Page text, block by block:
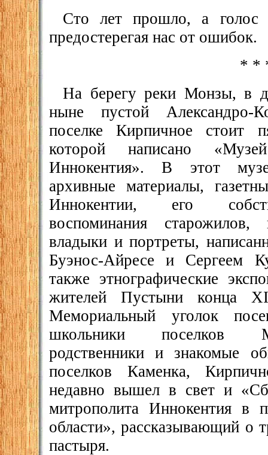
Сто лет прошло, а голос
предостерегая нас от ошибок.
* *
На берегу реки Монзы, в
ныне пустой Александро-
поселке Кирпичное стоит
которой написано
Иннокентия». В этот
архивные материалы,
Иннокентии, его
воспоминания
владыки и портреты,
Буэнос-Айресе и Сергеем
также этнографические
жителей Пустыни конца
Мемориальный уголок
школьники поселков
родственники и знакомые
поселков Каменка,
недавно вышел в свет и
митрополита Иннокентия в
области», рассказывающий о
пастыря.